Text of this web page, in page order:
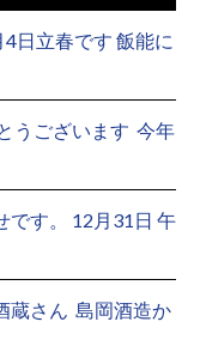
日立春です 飯能に
うございます ⁡ 今年
です。 12月31日 午
蔵さん ⁡ 島岡酒造か